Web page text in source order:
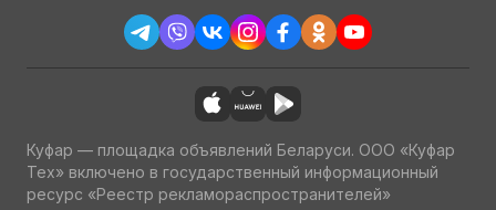
Куфар — площадка объявлений Беларуси. ООО «Куфар
Тех» включено в государственный информационный
ресурс «Реестр рекламораспространителей»